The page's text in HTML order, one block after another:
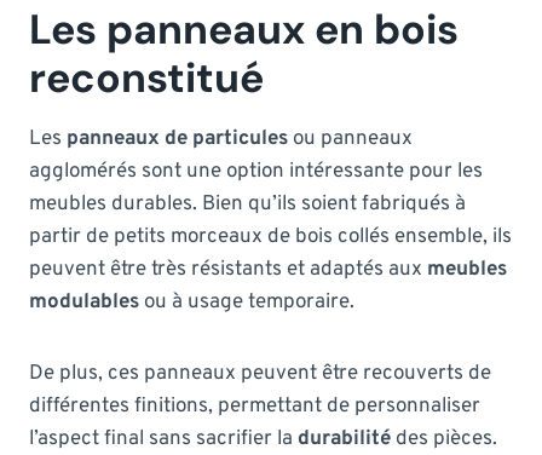
Les panneaux en bois
reconstitué
Les panneaux de particules ou panneaux
agglomérés sont une option intéressante pour les
meubles durables. Bien qu’ils soient fabriqués à
partir de petits morceaux de bois collés ensemble, ils
peuvent être très résistants et adaptés aux meubles
modulables ou à usage temporaire.
De plus, ces panneaux peuvent être recouverts de
différentes finitions, permettant de personnaliser
l’aspect final sans sacrifier la durabilité des pièces.